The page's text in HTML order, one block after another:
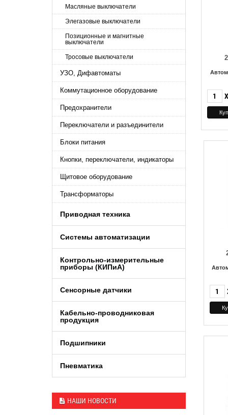
Масляные выключатели
Элегазовые выключатели
Позиционные и магнитные
выключатели
Тросовые выключатели
УЗО, Дифавтоматы
Коммутационное оборудование
Предохранители
Переключатели и разъединители
Блоки питания
Кнопки, переключатели, индикаторы
Щитовое оборудование
Трансформаторы
Приводная техника
Системы автоматизации
Контрольно-измерительные
приборы (КИПиA)
Сенсорные датчики
Кабельно-проводниковая
продукция
Подшипники
Пневматика
НАШИ НОВОСТИ
X